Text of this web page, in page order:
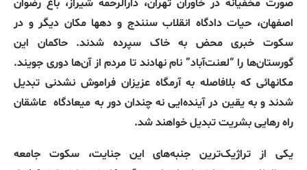
صورت مخفیانه در خاوران تهران، دارالرحمه شیراز، باغ رضوان
اصفهان، حیات دادگاه انقلاب سنندج و دهها مکان دیگر و در
سکوت خبری محض به خاک سپرده شدند. حاکمان این
گورستان‌ها را “لعنت‌آباد” نام نهادند تا مردم از آن‌ها دوری جویند.
مکانهائی که بلافاصله به آرمگاه عزیزان فراموش نشدنی تبدیل
شدند و به یقین در آیندەایی نه چندان دور به میعادگاه عاشقان
راه رهایی بشریت تبدیل خواهند شد.
یکی از تراژیک‌ترین جنبه‌های این جنایت، سکوت جامعه